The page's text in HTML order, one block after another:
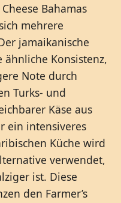
Bahamas
mehrere
jamaikanische
ähnliche Konsistenz,
Note durch
Turks- und
Käse aus
ein intensiveres
Küche wird
verwendet,
ist. Diese
den Farmer’s